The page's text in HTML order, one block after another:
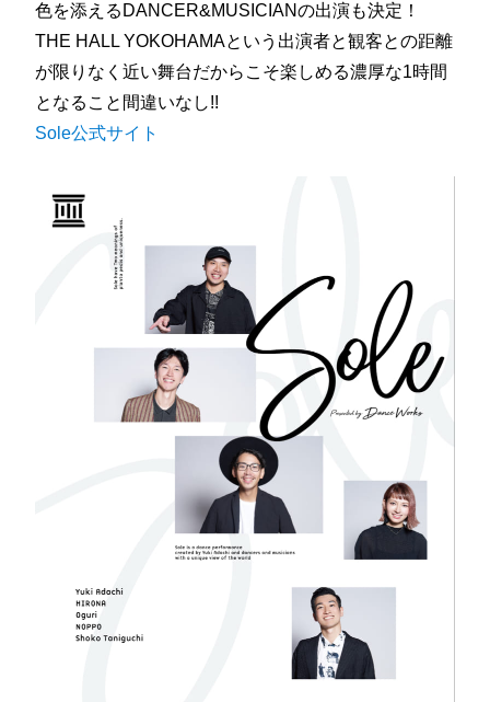
色を添えるDANCER&MUSICIANの出演も決定！
THE HALL YOKOHAMAという出演者と観客との距離
が限りなく近い舞台だからこそ楽しめる濃厚な1時間
となること間違いなし!!
Sole公式サイト